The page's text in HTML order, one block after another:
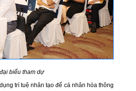
biểu tham dự
trí tuệ nhân tạo để cá nhân hóa thông